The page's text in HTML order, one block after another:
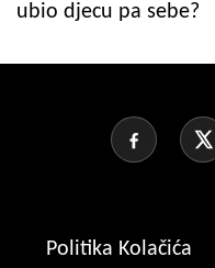
ubio djecu pa sebe?
Politika Kolačića